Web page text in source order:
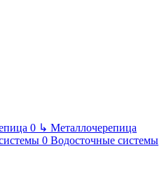
↳ Металлочерепица
Водосточные системы